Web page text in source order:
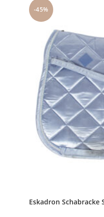
-45%
Eskadron Schabracke